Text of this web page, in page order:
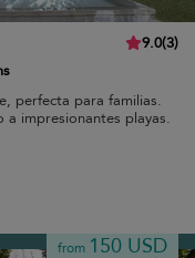
9.0(3)
perfecta para familias.
a impresionantes playas.
from 150 USD